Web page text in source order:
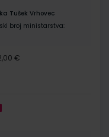
Tušek Vrhovec
broj ministarstva:
€